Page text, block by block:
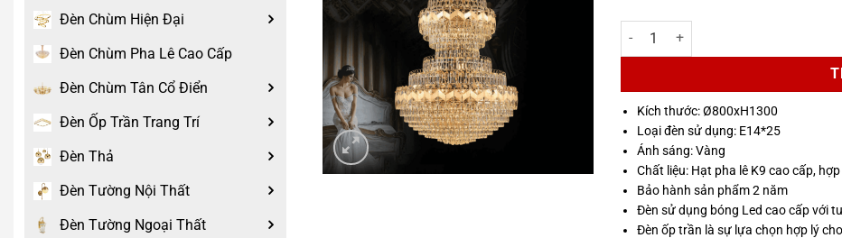
Đèn Chùm Hiện Đại
Đèn Chùm Pha Lê Cao Cấp
Đèn Chùm Tân Cổ Điển
Đèn Ốp Trần Trang Trí
Đèn Thả
Đèn Tường Nội Thất
Đèn Tường Ngoại Thất
Đèn chùm thông tầng pha lê thiết kế
Kích thước: Ø800xH1300
Loại đèn sử dụng: E14*25
Ánh sáng: Vàng
Chất liệu: Hạt pha lê K9 cao cấp,
Bảo hành sản phẩm 2 năm
Đèn sử dụng bóng Led cao cấp với
Đèn ốp trần là sự lựa chọn hợp lý